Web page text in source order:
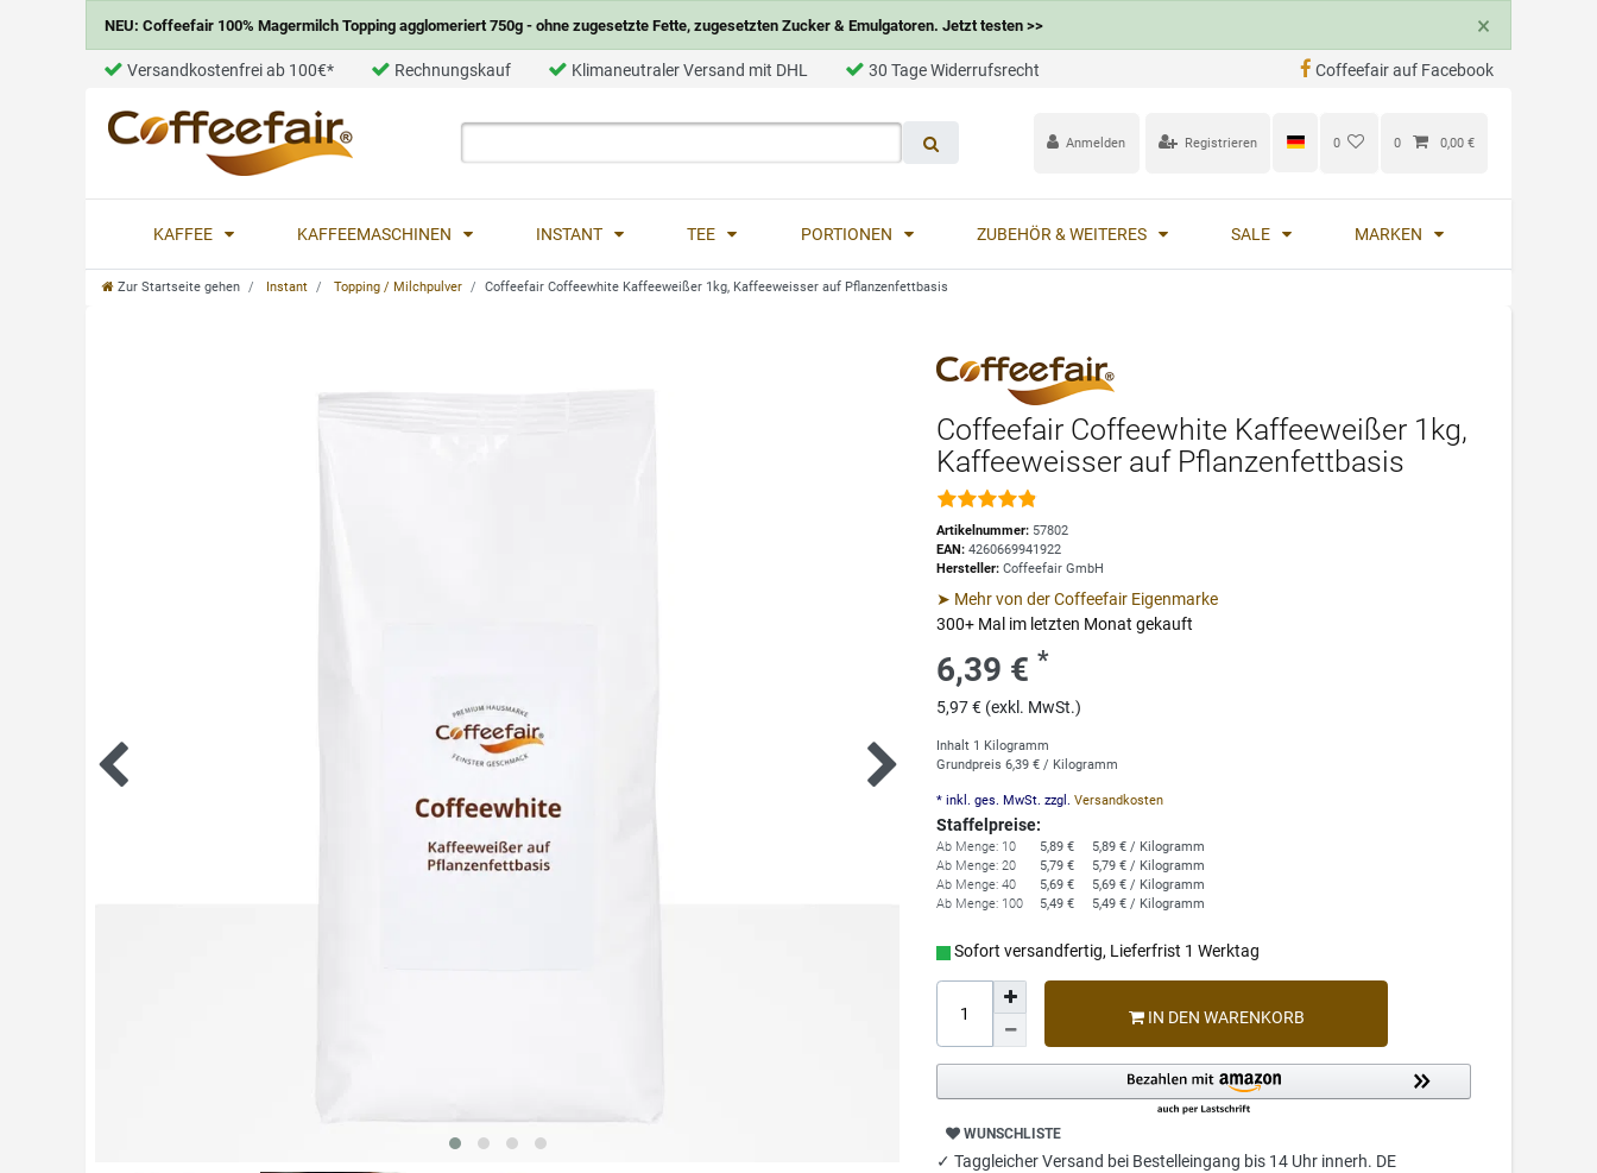
NEU: Coffeefair 100% Magermilch Topping agglomeriert 750g - ohne zugesetzte Fette, zugesetzten Zucker & Emulgatoren. Jetzt testen >> ×
Versandkostenfrei ab 100€* Rechnungskauf Klimaneutraler Versand mit DHL 30 Tage Widerrufsrecht Coffeefair auf Facebook
Anmelden Registrieren 0 0 0,00 €
KAFFEE KAFFEEMASCHINEN INSTANT TEE PORTIONEN ZUBEHÖR & WEITERES SALE MARKEN
Zur Startseite gehen Instant Topping / Milchpulver Coffeefair Coffeewhite Kaffeeweißer 1kg, Kaffeeweisser auf Pflanzenfettbasis
Coffeefair Coffeewhite Kaffeeweißer 1kg,
Kaffeeweisser auf Pflanzenfettbasis
Artikelnummer: 57802
EAN:4260669941922
Hersteller: Coffeefair GmbH
➤ Mehr von der Coffeefair Eigenmarke
300+ Mal im letzten Monat gekauft
6,39 €*
5,97 € (exkl. MwSt.)
Inhalt 1 Kilogramm
Grundpreis6,39 € / Kilogramm
* inkl. ges. MwSt. zzgl. Versandkosten
Staffelpreise:
Ab Menge: 10 5,89 €
5,89 € / Kilogramm
Ab Menge: 20
5,79 €
5,79 € / Kilogramm
Ab Menge: 40
5,69 €
5,69 € / Kilogramm
Ab Menge: 100
5,49 € 5,49 € / Kilogramm
Sofort versandfertig, Lieferfrist 1 Werktag
IN DEN WARENKORB
WUNSCHLISTE
✓ Taggleicher Versand bei Bestelleingang bis 14 Uhr innerh. DE